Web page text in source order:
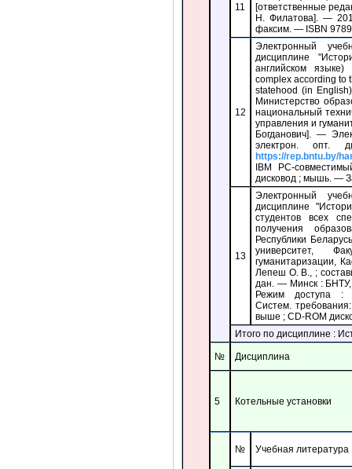
11
[ответственные
Н. Филатова]. —
факсим. — ISBN
12
Электронный
дисциплине
английском
complex according to
statehood (in
Министерство
национальный
управления и
Богданович]. —
электрон. опт.
https://rep.bntu.by/
IBM PC-
дисковод ; мышь. —
13
Электронный
дисциплине
студентов всех
получения
Республики
университет,
гуманитаризации,
Лепеш О. В., ;
дан. — Минск : БНТУ,
Режим доступа
Систем.
выше ; CD-ROM
Итого по дисциплине :
№ Дисциплина
5 Котельные установки
№ Учебная литература